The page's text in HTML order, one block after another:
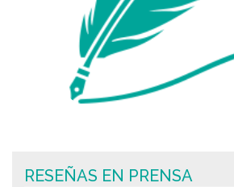
RESEÑAS EN PRENSA